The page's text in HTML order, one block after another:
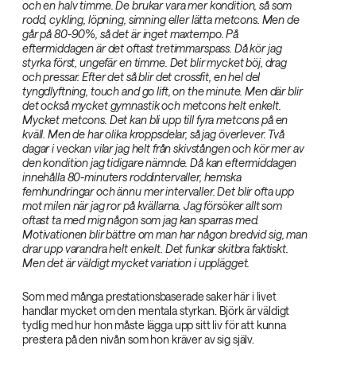
och en halv timme. De brukar vara mer kondition, så som
rodd, cykling, löpning, simning eller lätta metcons. Men de
går på 80-90%, så det är inget maxtempo. På
eftermiddagen är det oftast tretimmarspass. Då kör jag
styrka först, ungefär en timme. Det blir mycket böj, drag
och pressar. Efter det så blir det crossfit, en hel del
tyngdlyftning, touch and go lift, on the minute. Men där blir
det också mycket gymnastik och metcons helt enkelt.
Mycket metcons. Det kan bli upp till fyra metcons på en
kväll. Men de har olika kroppsdelar, så jag överlever. Två
dagar i veckan vilar jag helt från skivstången och kör mer av
den kondition jag tidigare nämnde. Då kan eftermiddagen
innehålla 80-minuters roddintervaller, hemska
femhundringar och ännu mer intervaller. Det blir ofta upp
mot milen när jag ror på kvällarna. Jag försöker allt som
oftast ta med mig någon som jag kan sparras med.
Motivationen blir bättre om man har någon bredvid sig, man
drar upp varandra helt enkelt. Det funkar skitbra faktiskt.
Men det är väldigt mycket variation i upplägget.‌
Som med många prestationsbaserade saker här i livet
handlar mycket om den mentala styrkan. Björk är väldigt
tydlig med hur hon måste lägga upp sitt liv för att kunna
prestera på den nivån som hon kräver av sig själv.